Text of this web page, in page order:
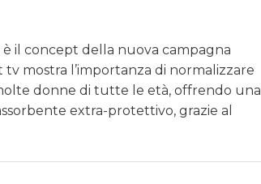
il concept della nuova campagna
tv mostra l’importanza di normalizzare
donne di tutte le età, offrendo una
extra-protettivo, grazie al